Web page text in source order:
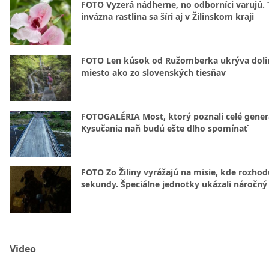
FOTO Vyzerá nádherne, no odborníci varujú.
invázna rastlina sa šíri aj v Žilinskom kraji
FOTO Len kúsok od Ružomberka ukrýva
miesto ako zo slovenských tiesňav
FOTOGALÉRIA Most, ktorý poznali celé
Kysučania naň budú ešte dlho spomínať
FOTO Zo Žiliny vyrážajú na misie, kde
sekundy. Špeciálne jednotky ukázali
Video